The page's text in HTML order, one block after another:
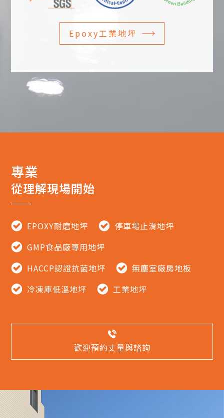
Epoxy工業地坪
專業
從理解現場開始
EPOXY耐磨地坪
停車場止滑地坪
GMP食品廠專用地坪
HACCP認證抗菌地坪
無塵室廠房地板
冷凍庫低溫地坪
工業地坪
歡迎預約丈量與諮詢